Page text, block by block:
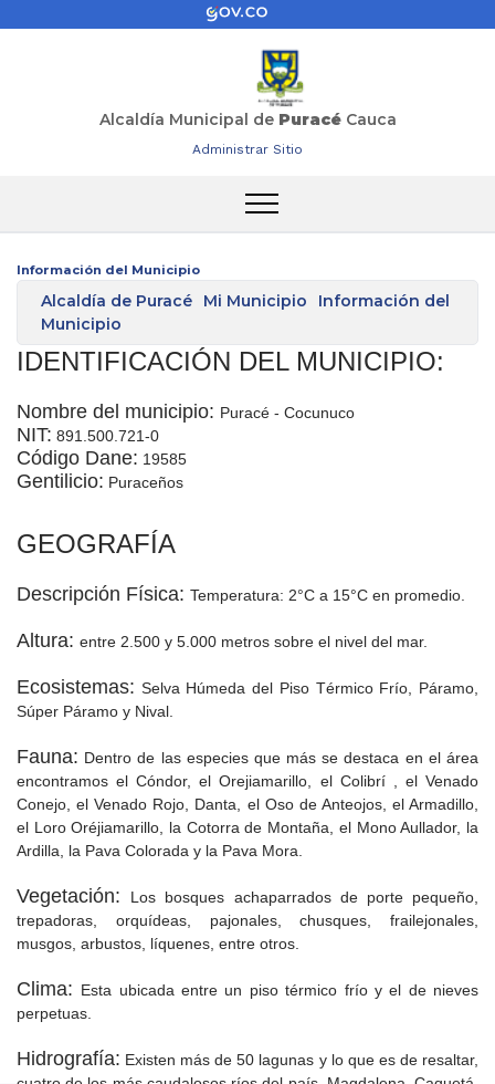
Alcaldía Municipal de Puracé Cauca
Administrar Sitio
Información del Municipio
Alcaldía de Puracé Mi Municipio Información
del Municipio
IDENTIFICACIÓN DEL MUNICIPIO:
Nombre del municipio: Puracé - ​Cocunuco
NIT:891.500.721-0
Código Dane: 19585
Gentilicio: Puraceños
GEOGRAFÍA
Descripción Física: Temperatura: 2°C a 15​°C en promedio.
Altura: entre 2.500 y 5.000 metros sobre el nivel del mar.
Ecosistemas: Selva Húmeda del Piso Térmico Frío, Páramo,
Súper Páramo y Nival.
Fauna: Dentro de las especies que más se destaca en el área
encontramos el Cóndor, el Orejiamarillo, el Colibrí , el Venado
Conejo, el Venado Rojo, Danta, el Oso de Anteojos, el Armadillo,
el Loro Oréjiamarillo, la Cotorra de Montaña, el Mono Aullador, la
Ardilla, la Pava Colorada y la Pava Mora.
Vegetación:
Los bosques achaparrados de porte pequeño,
trepadoras, orquídeas, pajonales, chusques, frailejonales,
musgos, arbustos, líquenes, entre otros.
Clima: Esta ubicada entre un piso térmico frío y el de nieves
perpetuas.
Hidrografía: Existen más de 50 lagunas y lo que es de resaltar,